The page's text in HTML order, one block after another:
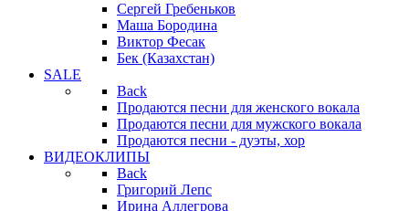
Сергей Гребеньков
Маша Бородина
Виктор Фесак
Бек (Казахстан)
SALE
Back
Продаются песни для женского вокала
Продаются песни для мужского вокала
Продаются песни - дуэты, хор
ВИДЕОКЛИПЫ
Back
Григорий Лепс
Ирина Аллегрова